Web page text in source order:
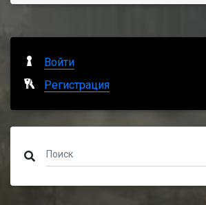
Войти
Регистрация